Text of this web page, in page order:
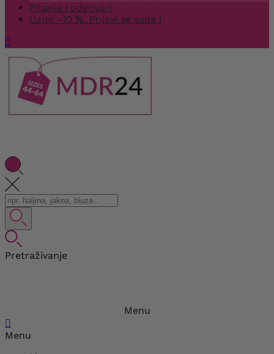
Pitanja i odgovori
Uzmi –10 %. Prijavi se sada !

Pretraživanje
Menu

Menu